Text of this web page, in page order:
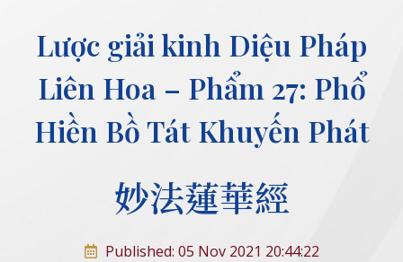
Lược giải kinh Diệu Pháp
Liên Hoa – Phẩm 27: Phổ
Hiền Bồ Tát Khuyến Phát
妙法蓮華經
Published: 05 Nov 2021 20:44:22